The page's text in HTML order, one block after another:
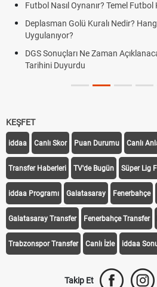
Futbol Nasıl Oynanır? Temel Futbol
Deplasman Golü Kuralı Nedir?
Uygulanıyor?
DGS Sonuçları Ne Zaman
Tarihini Duyurdu
KEŞFET
iddaa Canlı Skor Puan Durumu Canlı
Transfer Haberleri TV'de Bugün Süper Lig
iddaa Programı Galatasaray Fenerbahçe
Galatasaray Transfer Fenerbahçe Transfer
Trabzonspor Transfer Canlı İzle iddaa
Takip Et